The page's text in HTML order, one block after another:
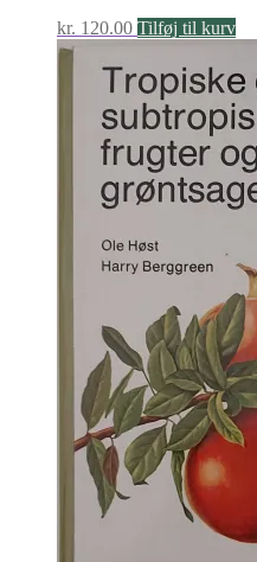
kr. 120.00 Tilføj til kurv